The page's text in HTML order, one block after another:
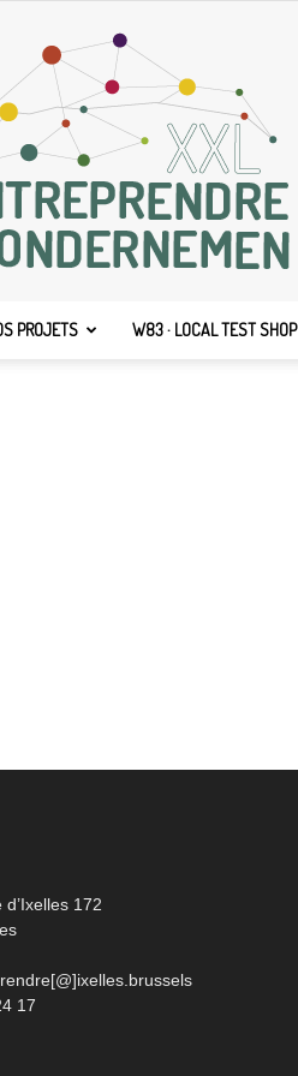
PROJETS W83 · LOCAL TEST SHOP
172
17